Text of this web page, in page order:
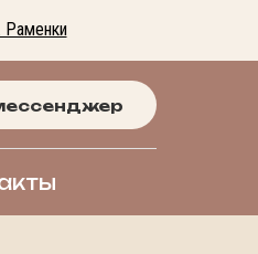
Раменки